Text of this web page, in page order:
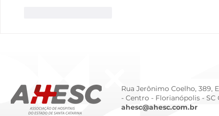
Rua Jerônimo Coelho, 389,
- Centro - Florianópolis - SC
ahesc@ahesc.com.br